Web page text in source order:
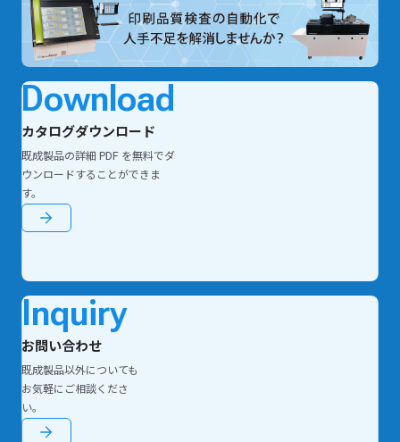
Download
カタログダウンロード
既成製品の詳細 PDF を無料でダ
ウンロードすることができま
す。
Inquiry
お問い合わせ
既成製品以外についても
お気軽にご相談くださ
い。